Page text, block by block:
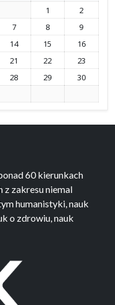
1
2
7 8
9
14 15
16
21 22
23
28 29
30
60 kierunkach
z zakresu niemal
humanistyki, nauk
o zdrowiu, nauk